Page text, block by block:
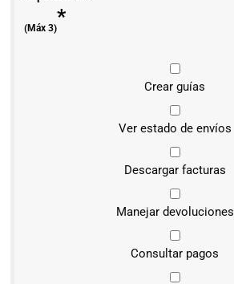
(Máx 3)*
Crear guías
Ver estado de envíos
Descargar facturas
Manejar devoluciones
Consultar pagos